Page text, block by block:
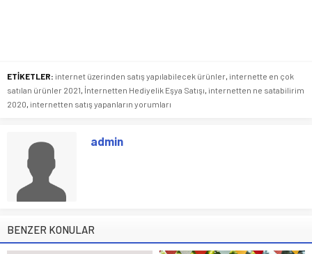
ETİKETLER: internet üzerinden satış yapılabilecek ürünler internette en çok
satılan ürünler 2021 İnternetten Hediyelik Eşya Satışı internetten ne satabilirim
2020 internetten satış yapanların yorumları
admin
BENZER KONULAR